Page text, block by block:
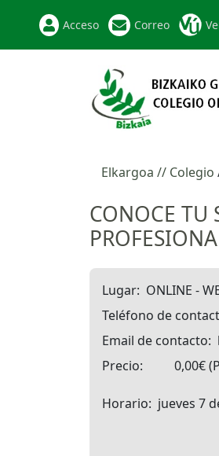
Acceso Correo
Elkargoa // Colegio
CONOCE TU
Lugar ONLINE -
Teléfono de
Email de contacto
Precio
0,00€
Horario jueves 7